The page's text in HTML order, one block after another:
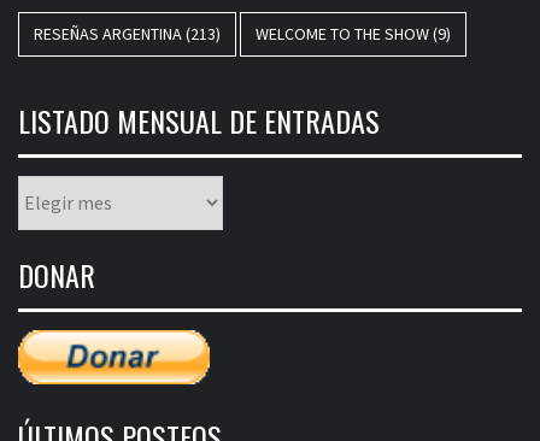
RESEÑAS ARGENTINA(213) WELCOME TO THE SHOW(9)
LISTADO MENSUAL DE ENTRADAS
mensual
entradas
DONAR